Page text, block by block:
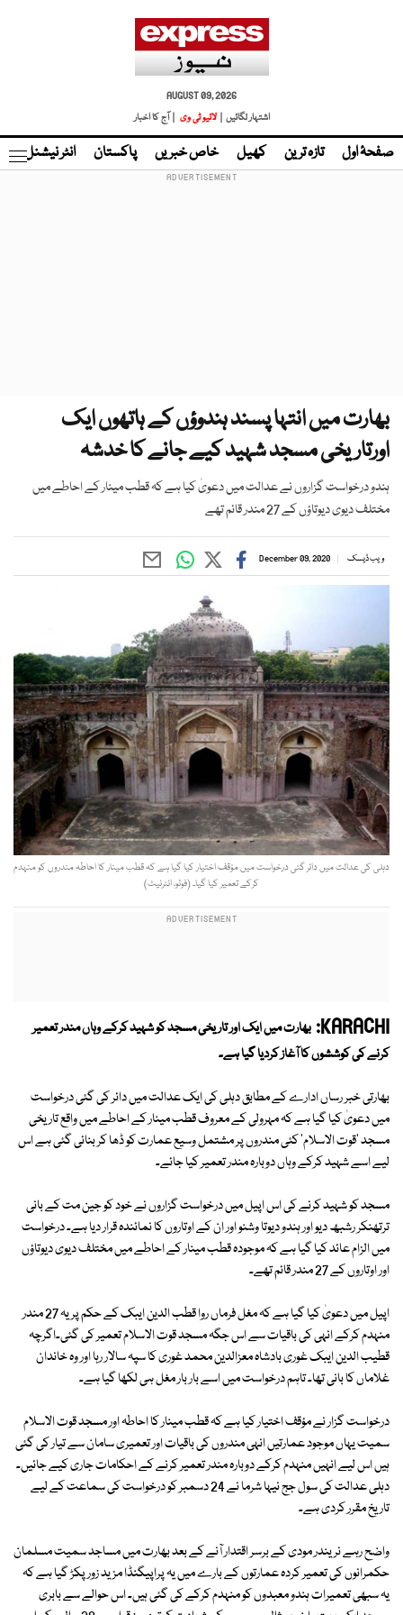
AUGUST 09, 2026
اشتہار لگائیں |
لائیو ٹی وی | آج کا اخبار
صفحۂ اول تازہ ترین کھیل خاص خبریں پاکستان انٹر نیشنل
بھارت میں انتہا پسند ہندوؤں کے ہاتھوں ایک
اورتاریخی مسجد شہید کیے جانے کا خدشہ
ہندو درخواست گزاروں نے عدالت میں دعویٰ کیا ہے کہ قطب مینار کے احاطے میں
مختلف دیوی دیوتاؤں کے 27 مندر قائم تھے
ویب ڈیسک December 09, 2020
دہلی کی عدالت میں دائر گئی درخواست میں مؤقف اختیار کیا گیا ہے کہ قطب مینار کا احاطہ مندروں کو منہدم
کرکے تعمیر کیا گیا۔ (فوٹو، انٹرنیٹ)
KARACHI: بھارت میں ایک اور تاریخی مسجد کو شہید کرکے وہاں مندر تعمیر
کرنے کی کوششوں کا آغاز کردیا گیا ہے۔
بھارتی خبر رساں ادارے کے مطابق دہلی کی ایک عدالت میں دائر کی گئی درخواست
میں دعویٰ کیا گیا ہے کہ مہرولی کے معروف قطب مینار کے احاطے میں واقع تاریخی
مسجد 'قوت الاسلام' کئی مندروں پر مشتمل وسیع عمارت کو ڈھا کر بنائی گئی ہے اس
لیے اسے شہید کرکے وہاں دوبارہ مندر تعمیر کیا جائے۔
مسجد کو شہید کرنے کی اس اپیل میں درخواست گزاروں نے خود کو جین مت کے بانی
ترتھنکر رشبھ دیو اور ہندو دیوتا وشنو اور ان کے اوتاروں کا نمائندہ قرار دیا ہے۔ درخواست
میں الزام عائد کیا گیا ہے کہ موجودہ قطب مینار کے احاطے میں مختلف دیوی دیوتاؤں
اور اوتاروں کے 27 مندر قائم تھے۔
اپیل میں دعویٰ کیا گیا ہے کہ مغل فرماں روا قطب الدین ایبک کے حکم پر یہ 27 مندر
منہدم کرکے انہی کی باقیات سے اس جگہ مسجد قوت الاسلام تعمیر کی گئی۔اگرچہ
قطیب الدین ایبک غوری بادشاہ معزالدین محمد غوری کا سپہ سالار رہا اور وہ خاندان
غلاماں کا بانی تھا۔ تاہم درخواست میں اسے بار بار مغل ہی لکھا گیا ہے۔
درخواست گزار نے مؤقف اختیار کیا ہے کہ قطب مینار کا احاطہ اور مسجد قوت الاسلام
سمیت یہاں موجود عمارتیں انہی مندروں کی باقیات اور تعمیری سامان سے تیار کی گئی
ہیں اس لیے انہیں منہدم کرکے دوبارہ مندر تعمیر کرنے کے احکامات جاری کیے جائیں۔
دہلی عدالت کی سول جج نیہا شرما نے 24 دسمبر کو درخواست کی سماعت کے لیے
تاریخ مقرر کردی ہے۔
واضح رہے نریندر مودی کے برسر اقتدار آنے کے بعد بھارت میں مساجد سمیت مسلمان
حکمرانوں کی تعمیر کردہ عمارتوں کے بارے میں یہ پراپیگنڈا مزید زور پکڑ گیا ہے کہ
یہ سبھی تعمیرات ہندو معبدوں کو منہدم کرکے کی گئی ہیں۔ اس حوالے سے بابری